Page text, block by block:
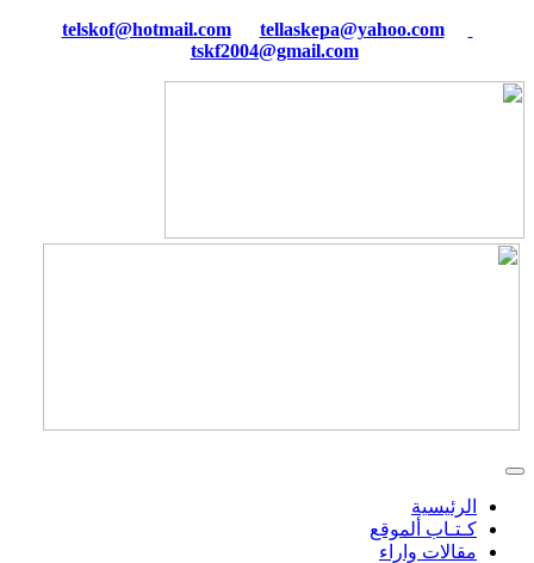
tellaskepa@yahoo.com
tskf2004@gmail.com
الرئيسية
كـتـاب ألموقع
مقالات واراء